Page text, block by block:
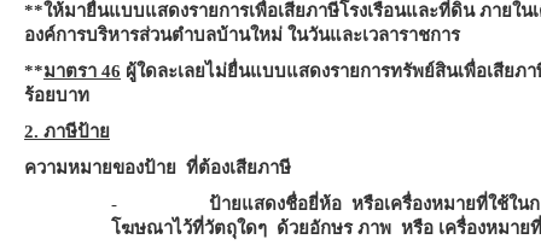
**ให้มายื่นแบบแสดงรายการเพื่อเสียภาษีโรงเรือนและที่ดิน ภายใน
องค์การบริหารส่วนตำบลบ้านใหม่ ในวันและเวลาราชการ
**มาตรา 46 ผู้ใดละเลยไม่ยื่นแบบแสดงรายการทรัพย์สินเพื่อเสียภ
ร้อยบาท
2. ภาษีป้าย
ความหมายของป้าย ที่ต้องเสียภาษี
- ป้ายแสดงชื่อยี่ห้อ หรือเครื่องหมายที่ใช้ใน
โฆษณาไว้ที่วัตถุใดๆ ด้วยอักษร ภาพ หรือ เครื่องหมาย